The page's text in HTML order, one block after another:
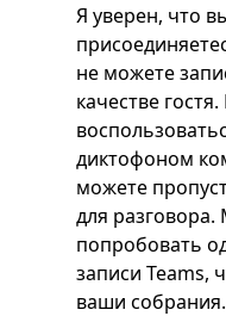
Я уверен, что
не можете
качестве
диктофоном
можете
для
попробовать
записи Teams,
ваши собрания.